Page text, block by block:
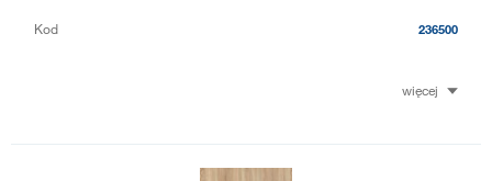
Kod 236500
więcej